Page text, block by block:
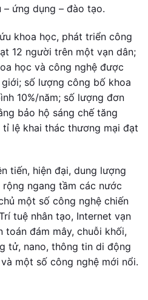
ứng dụng – đào tạo.
khoa học, phát triển công
12 người trên một vạn dân;
học và công nghệ được
số lượng công bố khoa
10%/năm; số lượng đơn
bảo hộ sáng chế tăng
tỉ lệ khai thác thương mại đạt
tiến, hiện đại, dung lượng
ngang tầm các nước
một số công nghệ chiến
tuệ nhân tạo, Internet vạn
toán đám mây, chuỗi khối,
tử, nano, thông tin di động
một số công nghệ mới nổi.